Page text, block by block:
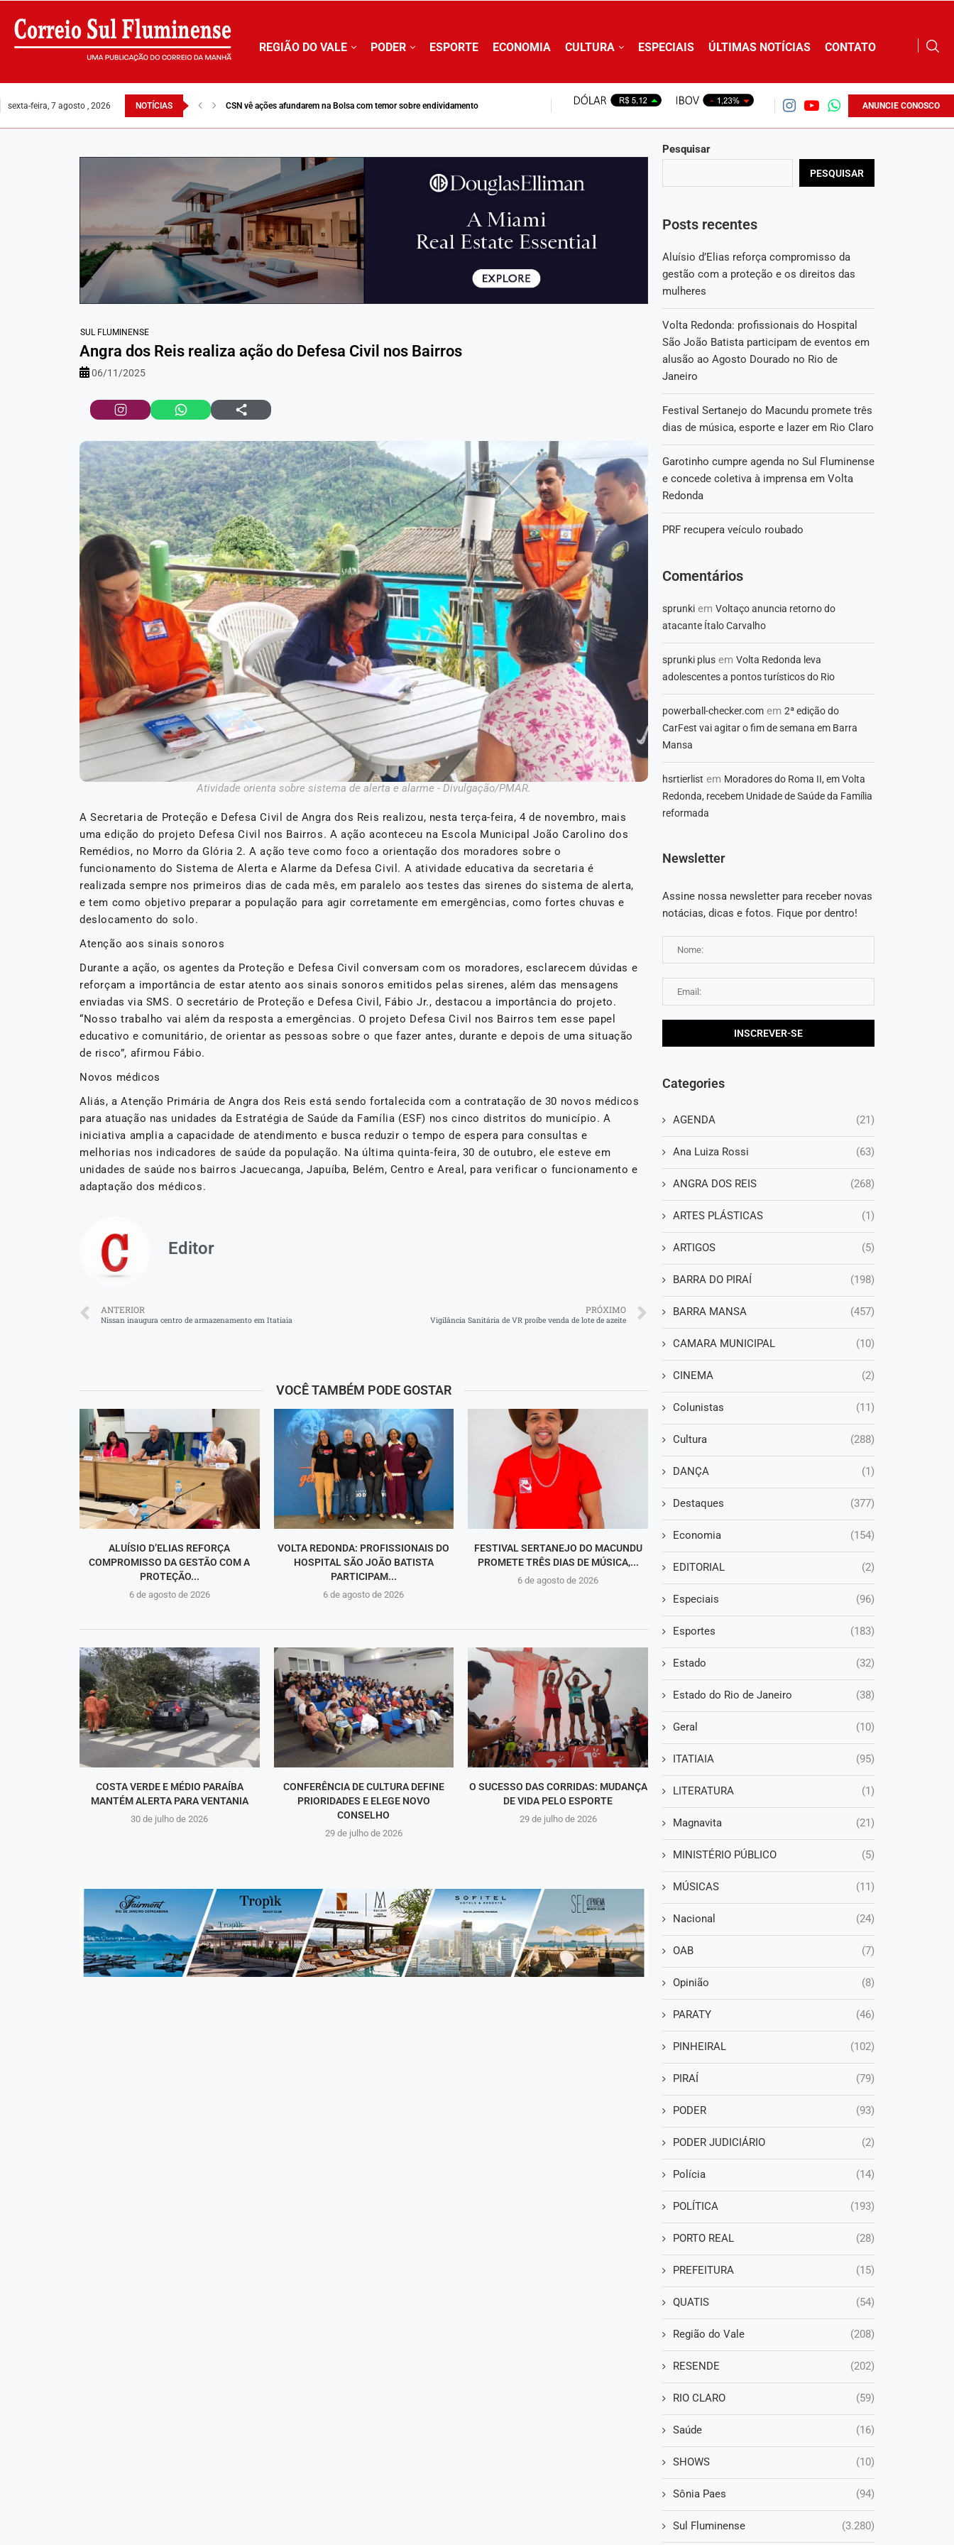
REGIÃO DO VALE PODER ESPORTE ECONOMIA CULTURA ESPECIAIS ÚLTIMAS NOTÍCIAS CONTATO
sexta-feira, 7 agosto , 2026 NOTÍCIAS CSN vê ações afundarem na Bolsa com temor sobre endividamento ANUNCIE CONOSCO
SUL FLUMINENSE
Angra dos Reis realiza ação do Defesa Civil nos Bairros
06/11/2025
Atividade orienta sobre sistema de alerta e alarme - Divulgação/PMAR.
A Secretaria de Proteção e Defesa Civil de Angra dos Reis realizou, nesta terça-feira, 4 de novembro, mais
uma edição do projeto Defesa Civil nos Bairros. A ação aconteceu na Escola Municipal João Carolino dos
Remédios, no Morro da Glória 2. A ação teve como foco a orientação dos moradores sobre o
funcionamento do Sistema de Alerta e Alarme da Defesa Civil. A atividade educativa da secretaria é
realizada sempre nos primeiros dias de cada mês, em paralelo aos testes das sirenes do sistema de alerta,
e tem como objetivo preparar a população para agir corretamente em emergências, como fortes chuvas e
deslocamento do solo.
Atenção aos sinais sonoros
Durante a ação, os agentes da Proteção e Defesa Civil conversam com os moradores, esclarecem dúvidas e
reforçam a importância de estar atento aos sinais sonoros emitidos pelas sirenes, além das mensagens
enviadas via SMS. O secretário de Proteção e Defesa Civil, Fábio Jr., destacou a importância do projeto.
“Nosso trabalho vai além da resposta a emergências. O projeto Defesa Civil nos Bairros tem esse papel
educativo e comunitário, de orientar as pessoas sobre o que fazer antes, durante e depois de uma situação
de risco”, afirmou Fábio.
Novos médicos
Aliás, a Atenção Primária de Angra dos Reis está sendo fortalecida com a contratação de 30 novos médicos
para atuação nas unidades da Estratégia de Saúde da Família (ESF) nos cinco distritos do município. A
iniciativa amplia a capacidade de atendimento e busca reduzir o tempo de espera para consultas e
melhorias nos indicadores de saúde da população. Na última quinta-feira, 30 de outubro, ele esteve em
unidades de saúde nos bairros Jacuecanga, Japuíba, Belém, Centro e Areal, para verificar o funcionamento e
adaptação dos médicos.
Editor
ANTERIOR
Nissan inaugura centro de armazenamento em Itatiaia
PRÓXIMO
Vigilância Sanitária de VR proíbe venda de lote de azeite
VOCÊ TAMBÉM PODE GOSTAR
ALUÍSIO D’ELIAS REFORÇA
COMPROMISSO DA GESTÃO COM A
PROTEÇÃO...
6 de agosto de 2026
VOLTA REDONDA: PROFISSIONAIS DO
HOSPITAL SÃO JOÃO BATISTA
PARTICIPAM...
6 de agosto de 2026
FESTIVAL SERTANEJO DO MACUNDU
PROMETE TRÊS DIAS DE MÚSICA,...
6 de agosto de 2026
COSTA VERDE E MÉDIO PARAÍBA
MANTÉM ALERTA PARA VENTANIA
30 de julho de 2026
CONFERÊNCIA DE CULTURA DEFINE
PRIORIDADES E ELEGE NOVO
CONSELHO
29 de julho de 2026
O SUCESSO DAS CORRIDAS: MUDANÇA
DE VIDA PELO ESPORTE
29 de julho de 2026
Pesquisar
PESQUISAR
Posts recentes
Aluísio d’Elias reforça compromisso da
gestão com a proteção e os direitos das
mulheres
Volta Redonda: profissionais do Hospital
São João Batista participam de eventos em
alusão ao Agosto Dourado no Rio de
Janeiro
Festival Sertanejo do Macundu promete três
dias de música, esporte e lazer em Rio Claro
Garotinho cumpre agenda no Sul Fluminense
e concede coletiva à imprensa em Volta
Redonda
PRF recupera veículo roubado
Comentários
sprunkiem Voltaço anuncia retorno do
atacante Ítalo Carvalho
sprunki plusem Volta Redonda leva
adolescentes a pontos turísticos do Rio
powerball-checker.comem 2ª edição do
CarFest vai agitar o fim de semana em Barra
Mansa
hsrtierlist em Moradores do Roma II, em Volta
Redonda, recebem Unidade de Saúde da Família
reformada
Newsletter
Assine nossa newsletter para receber novas
notácias, dicas e fotos. Fique por dentro!
Categories
AGENDA (21)
Ana Luiza Rossi (63)
ANGRA DOS REIS (268)
ARTES PLÁSTICAS (1)
ARTIGOS (5)
BARRA DO PIRAÍ (198)
BARRA MANSA (457)
CAMARA MUNICIPAL (10)
CINEMA (2)
Colunistas (11)
Cultura (288)
DANÇA (1)
Destaques (377)
Economia (154)
EDITORIAL (2)
Especiais (96)
Esportes (183)
Estado (32)
Estado do Rio de Janeiro (38)
Geral (10)
ITATIAIA (95)
LITERATURA (1)
Magnavita (21)
MINISTÉRIO PÚBLICO (5)
MÚSICAS (11)
Nacional (24)
OAB (7)
Opinião (8)
PARATY (46)
PINHEIRAL (102)
PIRAÍ (79)
PODER (93)
PODER JUDICIÁRIO (2)
Polícia (14)
POLÍTICA (193)
PORTO REAL (28)
PREFEITURA (15)
QUATIS (54)
Região do Vale (208)
RESENDE (202)
RIO CLARO (59)
Saúde (16)
SHOWS (10)
Sônia Paes (94)
Sul Fluminense (3.280)